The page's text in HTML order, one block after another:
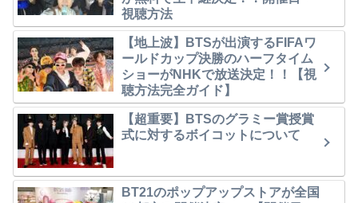
視聴方法
【地上波】BTSが出演するFIFAワ
ールドカップ決勝のハーフタイム
ショーがNHKで放送決定！！【視
聴方法完全ガイド】
【超重要】BTSのグラミー賞授賞
式に対するボイコットについて
BT21のポップアップストアが全国